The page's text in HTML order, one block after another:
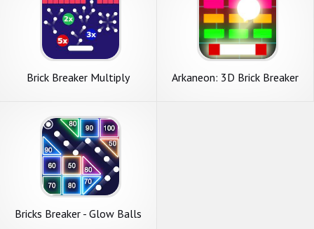
Brick Breaker Multiply
Arkaneon: 3D Brick Breaker
Bricks Breaker - Glow Balls